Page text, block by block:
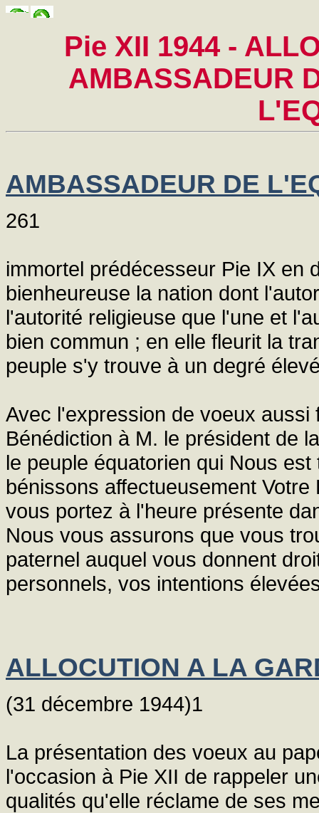
Pie XII 1944 -
AMBASSADEUR
AMBASSADEUR DE
261
immortel prédécesseur Pie IX
bienheureuse la nation dont
l'autorité religieuse que l'une et
bien commun ; en elle fleurit la
peuple s'y trouve à un degré
Avec l'expression de voeux
Bénédiction à M. le président de
le peuple équatorien qui Nous
bénissons affectueusement
vous portez à l'heure présente
Nous vous assurons que vous
paternel auquel vous donnent
personnels, vos intentions
ALLOCUTION A LA
(31 décembre 1944)1
La présentation des voeux au
l'occasion à Pie XII de rappeler
qualités qu'elle réclame de ses